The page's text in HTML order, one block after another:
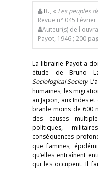
B., « Les peuples
Revue n° 045
Auteur(s) de
Payot, 1946 ; 200
La librairie Payot a
étude de Bruno
Sociological Society.
humaines, les
au Japon, aux Indes et
branle moins de 600
des causes
politiques,
conséquences
que famines,
qu’elles entraînent
qui les occupent. Il